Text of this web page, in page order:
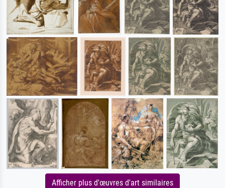
Afficher plus d'œuvres d'art similaires